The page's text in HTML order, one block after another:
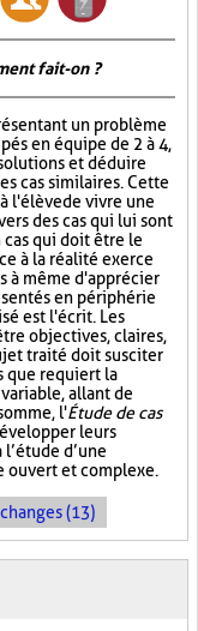
fait-on ?
un problème
en équipe de 2 à 4,
et déduire
cas similaires. Cette
l'élève de vivre une
des cas qui lui sont
cas qui doit être le
à la réalité exerce
à même d'apprécier
en périphérie
est l'écrit. Les
objectives, claires,
traité doit susciter
que requiert la
allant de
l'Étude de cas
leurs
d’une
ouvert et complexe.
(13)